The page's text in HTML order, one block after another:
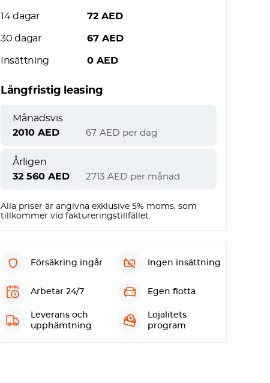
14 dagar 72 AED
30 dagar 67 AED
Insättning 0 AED
Långfristig leasing
Månadsvis
2010 AED 67 AED per dag
Årligen
32 560 AED 2713 AED per månad
Alla priser är angivna exklusive 5% moms, som
tillkommer vid faktureringstillfället.
Försäkring ingår Ingen insättning
Arbetar 24/7 Egen flotta
Leverans och
upphämtning
Lojalitets
program